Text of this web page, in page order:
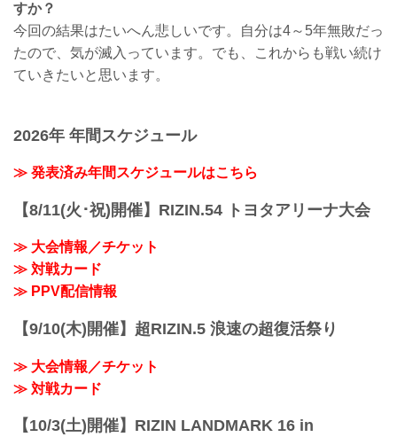
すか？
今回の結果はたいへん悲しいです。自分は4～5年無敗だっ
たので、気が滅入っています。でも、これからも戦い続け
ていきたいと思います。
2026年 年間スケジュール
≫ 発表済み年間スケジュールはこちら
【8/11(火･祝)開催】RIZIN.54 トヨタアリーナ大会
≫ 大会情報／チケット
≫ 対戦カード
≫ PPV配信情報
【9/10(木)開催】超RIZIN.5 浪速の超復活祭り
≫ 大会情報／チケット
≫ 対戦カード
【10/3(土)開催】RIZIN LANDMARK 16 in